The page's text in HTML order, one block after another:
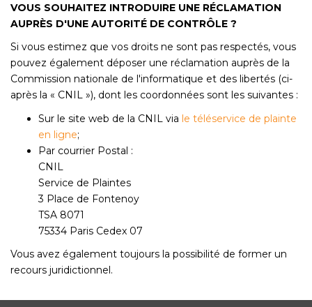
VOUS SOUHAITEZ INTRODUIRE UNE RÉCLAMATION
AUPRÈS D'UNE AUTORITÉ DE CONTRÔLE ?
Si vous estimez que vos droits ne sont pas respectés, vous
pouvez également déposer une réclamation auprès de la
Commission nationale de l'informatique et des libertés (ci-
après la « CNIL »), dont les coordonnées sont les suivantes :
Sur le site web de la CNIL via le téléservice de plainte
en ligne;
Par courrier Postal :
CNIL
Service de Plaintes
3 Place de Fontenoy
TSA 8071
75334 Paris Cedex 07
Vous avez également toujours la possibilité de former un
recours juridictionnel.